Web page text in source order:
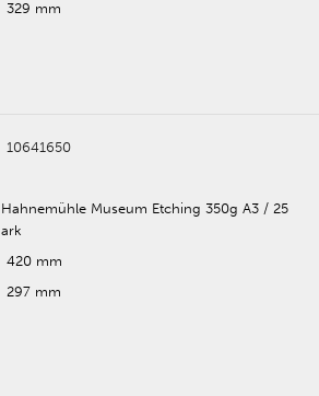
329 mm
10641650
Hahnemühle Museum Etching 350g A3 / 25
ark
420 mm
297 mm